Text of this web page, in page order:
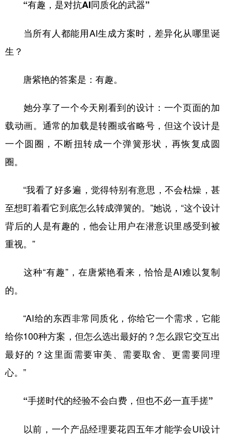
“有趣，是对抗AI同质化的武器”
当所有人都能用AI生成方案时，差异化从哪里诞
生？
唐紫艳的答案是：有趣。
她分享了一个今天刚看到的设计：一个页面的加
载动画。通常的加载是转圈或省略号，但这个设计是
一个圆圈，不断扭转成一个弹簧形状，再恢复成圆
圈。
“我看了好多遍，觉得特别有意思，不会枯燥，甚
至想盯着看它到底怎么转成弹簧的。”她说，“这个设计
背后的人是有趣的，他会让用户在潜意识里感受到被
重视。”
这种“有趣”，在唐紫艳看来，恰恰是AI难以复制
的。
“AI给的东西非常同质化，你给它一个需求，它能
给你100种方案，但怎么选出最好的？怎么跟它交互出
最好的？这里面需要审美、需要取舍、更需要同理
心。”
“手搓时代的经验不会白费，但也不必一直手搓”
以前，一个产品经理要花四五年才能学会UI设计